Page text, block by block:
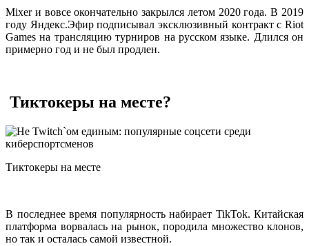
Mixer и вовсе окончательно закрылся летом 2020 года. В 2019
году Яндекс.Эфир подписывал эксклюзивный контракт с Riot
Games на трансляцию турниров на русском языке. Длился он
примерно год и не был продлен.
Тиктокеры на месте?
Тиктокеры на месте
В последнее время популярность набирает TikTok. Китайская
платформа ворвалась на рынок, породила множество клонов,
но так и осталась самой известной.